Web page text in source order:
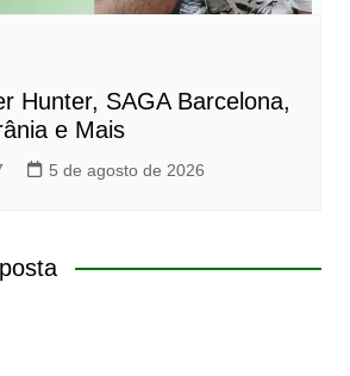
Hunter, SAGA Barcelona,
e Mais
5 de agosto de 2026